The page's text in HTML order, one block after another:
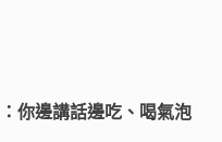
你邊講話邊吃、喝氣泡